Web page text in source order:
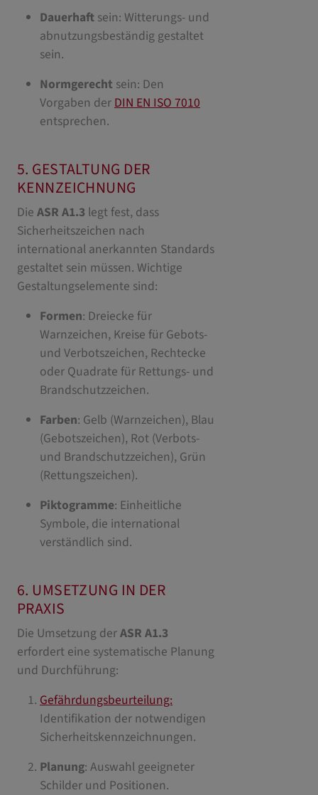
Dauerhaft sein: Witterungs- und
abnutzungsbeständig gestaltet
sein.
Normgerecht sein: Den
Vorgaben derDIN EN ISO 7010
entsprechen.
5. GESTALTUNG DER
KENNZEICHNUNG
Die ASR A1.3 legt fest, dass
Sicherheitszeichen nach
international anerkannten Standards
gestaltet sein müssen. Wichtige
Gestaltungselemente sind:
Formen: Dreiecke für
Warnzeichen, Kreise für Gebots-
und Verbotszeichen, Rechtecke
oder Quadrate für Rettungs- und
Brandschutzzeichen.
Farben: Gelb (Warnzeichen), Blau
(Gebotszeichen), Rot (Verbots-
und Brandschutzzeichen), Grün
(Rettungszeichen).
Piktogramme: Einheitliche
Symbole, die international
verständlich sind.
6. UMSETZUNG IN DER
PRAXIS
Die Umsetzung derASR A1.3
erfordert eine systematische Planung
und Durchführung:
Gefährdungsbeurteilung:
Identifikation der notwendigen
Sicherheitskennzeichnungen.
Planung: Auswahl geeigneter
Schilder und Positionen.